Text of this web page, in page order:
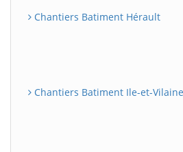
Chantiers Batiment Hérault
Chantiers Batiment Ile-et-Vilaine